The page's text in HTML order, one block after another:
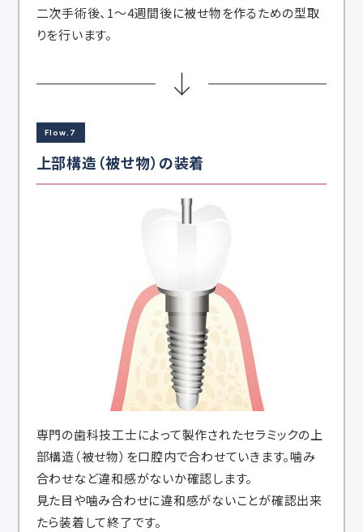
二次手術後、1～4週間後に被せ物を作るための型取
りを行います。
Flow.7
上部構造（被せ物）の装着
専門の歯科技工士によって製作されたセラミックの上
部構造（被せ物）を口腔内で合わせていきます。噛み
合わせなど違和感がないか確認します。
見た目や噛み合わせに違和感がないことが確認出来
たら装着して終了です。